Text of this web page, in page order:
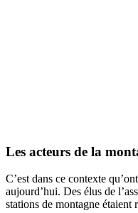
Les acteurs de la
C’est dans ce contexte
aujourd’hui. Des élus de
stations de montagne étaient